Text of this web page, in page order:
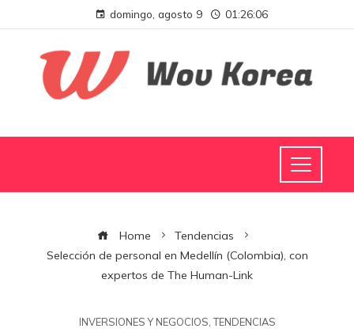
domingo, agosto 9 01:26:07
Home
Tendencias
Selección de personal en Medellín (Colombia), con
expertos de The Human-Link
INVERSIONES Y NEGOCIOS ,TENDENCIAS